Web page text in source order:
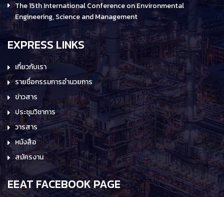
The 15th International Conference on Environmental
Engineering, Science and Management
EXPRESS LINKS
เกี่ยวกับเรา
รายชื่อกรรมการอำนวยการ
ข่าวสาร
ประชุมวิชาการ
วารสาร
หนังสือ
สมัครงาน
EEAT FACEBOOK PAGE